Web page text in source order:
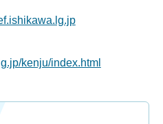
kenju/index.html